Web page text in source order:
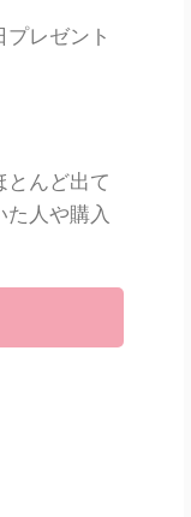
レゼント
とんど出て
人や購入